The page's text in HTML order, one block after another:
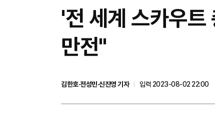
'전 세계 스카우
만전"
김한호·전성민·신진영 기자
입력 2023-08-02 22:00